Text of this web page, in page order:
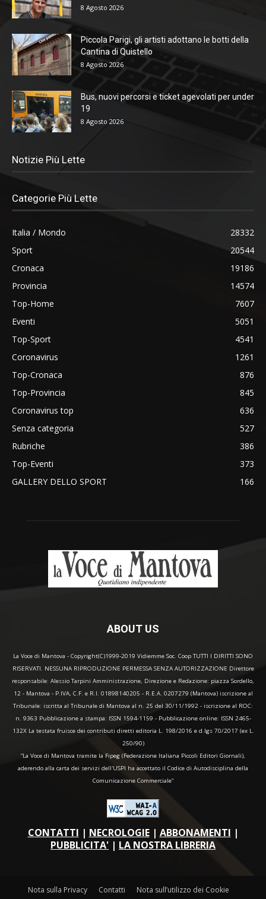
8 Agosto 2026
Piccola Parigi, gli artisti adottano le botti della
Cantina di Quistello
8 Agosto 2026
Bus, nuovi percorsi e ticket agevolati per under
19
8 Agosto 2026
Notizie Più Lette
Categorie Più Lette
Italia / Mondo
28332
Sport
20544
Cronaca
19186
Provincia
14574
Top-Home
7607
Eventi
5051
Top-Sport
4541
Coronavirus
1261
Top-Cronaca
876
Top-Provincia
845
Coronavirus top
636
Senza categoria
527
Rubriche
386
Top-Eventi
373
GALLERY DELLO SPORT
166
ABOUT US
La Voce di Mantova - Copyright(C)1999-2019 Vidiemme Soc. Coop TUTTI I DIRITTI SONO
RISERVATI. NESSUNA RIPRODUZIONE PERMESSA SENZA AUTORIZZAZIONE Direttore
responsabile: Alessio Tarpini Amministrazione, Direzione e Redazione: piazza Sordello,
12 - Mantova - P.IVA, C.F. e R.I. 01898140205 - R.E.A. 0207279 (Mantova) iscrizione al
Tribunale: iscritta al Tribunale di Mantova al n. 25 del 30/11/1992 - iscrizione al ROC:
n. 9363 Pubblicazione a stampa: ISSN 1594-1159 - Pubblicazione online: ISSN 2465-
132X La testata fruisce dei contributi diretti editoria L. 198/2016 e d.lgs 70/2017 (ex L.
250/90)
“La Voce di Mantova tramite la Fipeg (Federazione Italiana Piccoli Editori Giornali),
aderendo alla carta dei servizi dell'USPI ha accettato il Codice di Autodisciplina della
Comunicazione Commerciale"
CONTATTI | NECROLOGIE| ABBONAMENTI |
PUBBLICITA' | LA NOSTRA LIBRERIA
Nota sulla Privacy Contatti
Nota sull’utilizzo dei Cookie